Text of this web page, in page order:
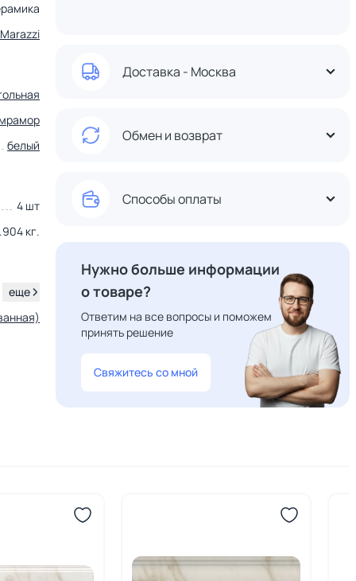
белый
4 шт
кг.
еще
Доставка - Москва
Обмен и возврат
Способы оплаты
Нужно больше информации
о товаре?
Ответим на все вопросы и поможем
принять решение
Свяжитесь со мной